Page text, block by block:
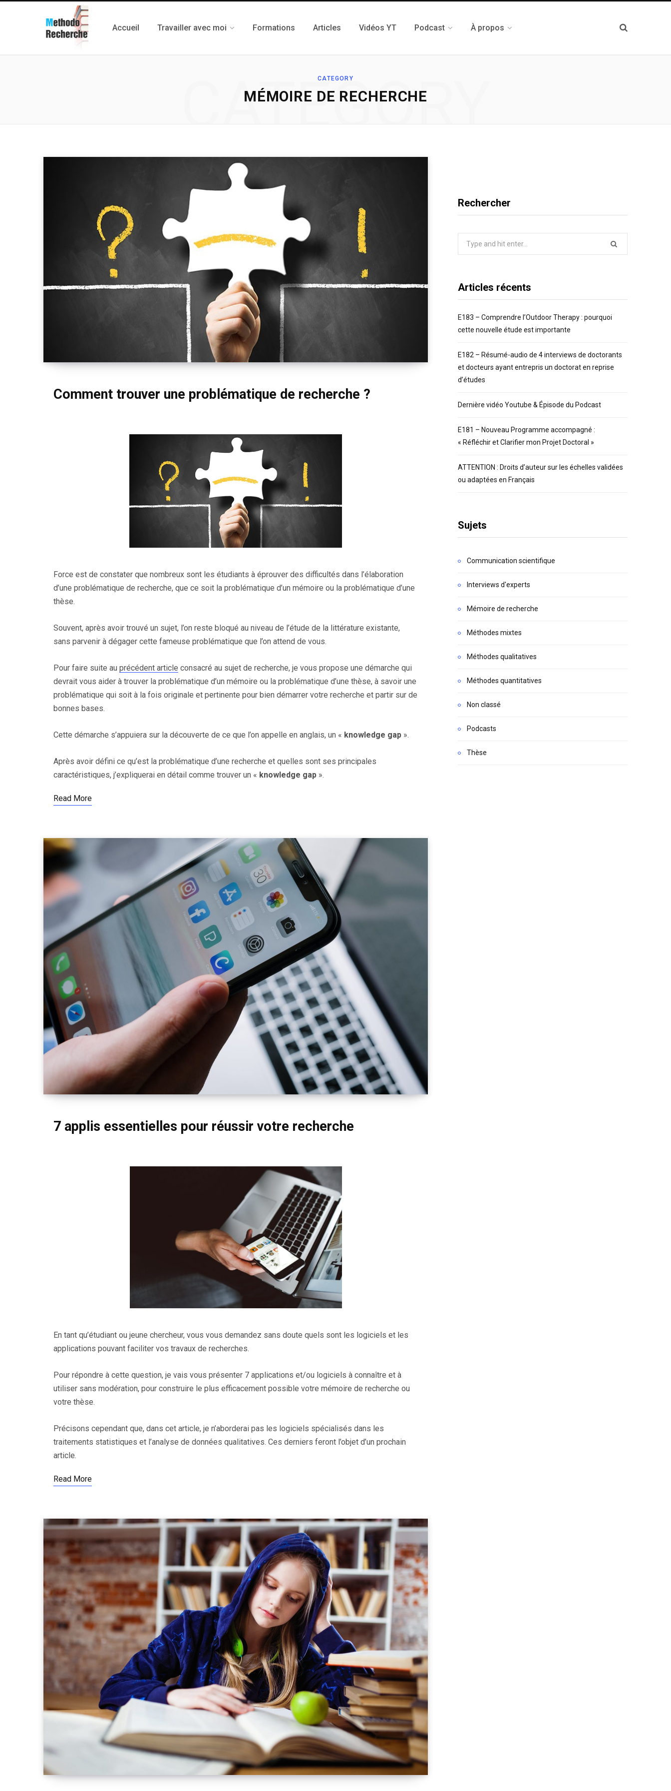
Accueil Travailler avec moi Formations Articles Vidéos YT Podcast À propos
CATEGORY
MÉMOIRE DE RECHERCHE
CATEGORY
Comment trouver une problématique de recherche ?
Force est de constater que nombreux sont les étudiants à éprouver des difficultés dans l’élaboration
d’une problématique de recherche, que ce soit la problématique d’un mémoire ou la problématique d’une
thèse.
Souvent, après avoir trouvé un sujet, l’on reste bloqué au niveau de l’étude de la littérature existante,
sans parvenir à dégager cette fameuse problématique que l’on attend de vous.
Pour faire suite au précédent article consacré au sujet de recherche, je vous propose une démarche qui
devrait vous aider à trouver la problématique d’un mémoire ou la problématique d’une thèse, à savoir une
problématique qui soit à la fois originale et pertinente pour bien démarrer votre recherche et partir sur de
bonnes bases.
Cette démarche s’appuiera sur la découverte de ce que l’on appelle en anglais, un « knowledge gap ».
Après avoir défini ce qu’est la problématique d’une recherche et quelles sont ses principales
caractéristiques, j’expliquerai en détail comme trouver un « knowledge gap ».
Read More
7 applis essentielles pour réussir votre recherche
En tant qu’étudiant ou jeune chercheur, vous vous demandez sans doute quels sont les logiciels et les
applications pouvant faciliter vos travaux de recherches.
Pour répondre à cette question, je vais vous présenter 7 applications et/ou logiciels à connaître et à
utiliser sans modération, pour construire le plus efficacement possible votre mémoire de recherche ou
votre thèse.
Précisons cependant que, dans cet article, je n’aborderai pas les logiciels spécialisés dans les
traitements statistiques et l’analyse de données qualitatives. Ces derniers feront l’objet d’un prochain
article.
Read More
Rechercher
Articles récents
E183 – Comprendre l’Outdoor Therapy : pourquoi
cette nouvelle étude est importante
E182 – Résumé-audio de 4 interviews de doctorants
et docteurs ayant entrepris un doctorat en reprise
d’études
Dernière vidéo Youtube & Épisode du Podcast
E181 – Nouveau Programme accompagné :
« Réfléchir et Clarifier mon Projet Doctoral »
ATTENTION : Droits d’auteur sur les échelles validées
ou adaptées en Français
Sujets
Communication scientifique
Interviews d'experts
Mémoire de recherche
Méthodes mixtes
Méthodes qualitatives
Méthodes quantitatives
Non classé
Podcasts
Thèse